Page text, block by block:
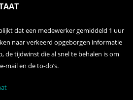
dat een medewerker gemiddeld 1 uur
naar verkeerd opgeborgen informatie
de tijdwinst die al snel te behalen is om
mail en de to-do’s.